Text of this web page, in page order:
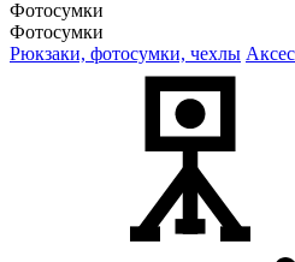
Фотосумки
Фотосумки
Рюкзаки, фотосумки, чехлы